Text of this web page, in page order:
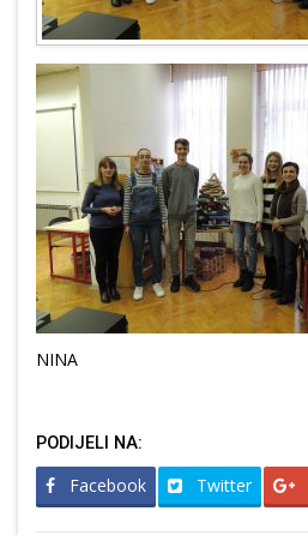
NINA
PODIJELI NA:
Facebook Twitter